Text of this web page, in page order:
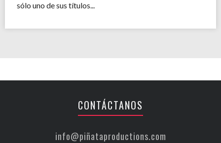
sólo uno de sus títulos...
CONTÁCTANOS
info@piñataproductions.com